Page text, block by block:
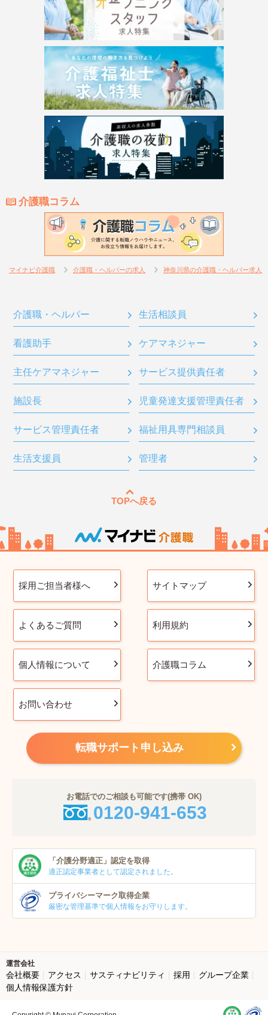
介護職コラム
マイナビ介護職 介護職・ヘルパーの求人 神奈川県の介護職・ヘルパー求人
介護職・ヘルパー 生活相談員
看護助手 ケアマネジャー
主任ケアマネジャー サービス提供責任者
施設長 児童発達支援管理責任者
サービス管理責任者 福祉用具専門相談員
生活支援員 管理者
TOPへ戻る
採用ご担当者様へ サイトマップ
よくあるご質問 利用規約
個人情報について 介護職コラム
お問い合わせ
転職サポート申し込み
お電話でのご相談も可能です(携帯 OK)
0120-941-653
「介護分野適正」 認定を取得
適正認定事業者として認定されました。
プライバシーマーク取得企業
厳密な管理基準で個人情報をお守りします。
運営会社
会社概要 アクセス サスティナビリティ 採用
グループ企業
個人情報保護方針